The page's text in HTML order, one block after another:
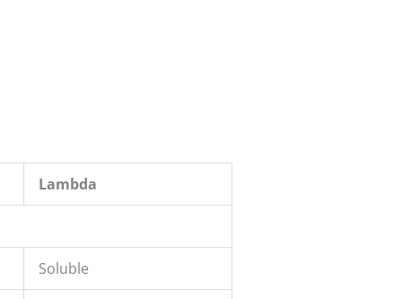
Lambda
Soluble